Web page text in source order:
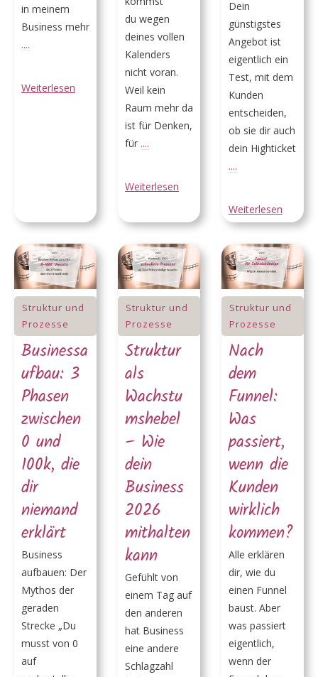
in meinem
Business mehr
....
Weiterlesen
du wegen
deines vollen
Kalenders
nicht voran.
Weil kein
Raum mehr da
ist für Denken,
für ....
Weiterlesen
Dein
günstigstes
Angebot ist
eigentlich ein
Test, mit dem
Kunden
entscheiden,
ob sie dir auch
dein Highticket
....
Weiterlesen
Struktur und
Prozesse
Businessa
ufbau: 3
Phasen
zwischen
0 und
100k, die
dir
niemand
erklärt
Business
aufbauen: Der
Mythos der
geraden
Strecke „Du
musst von 0
auf
Struktur und
Prozesse
Struktur
als
Wachstu
mshebel
– Wie
dein
Business
2026
mithalten
kann
Gefühlt von
einem Tag auf
den anderen
hat Business
eine andere
Schlagzahl
Struktur und
Prozesse
Nach
dem
Funnel:
Was
passiert,
wenn die
Kunden
wirklich
kommen?
Alle erklären
dir, wie du
einen Funnel
baust. Aber
was passiert
eigentlich,
wenn der